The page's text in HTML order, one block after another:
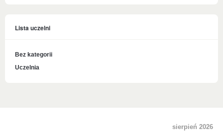
Lista uczelni
Bez kategorii
Uczelnia
sierpień 2026